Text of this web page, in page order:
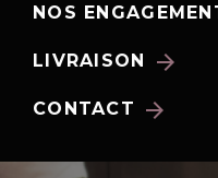
NOS
LIVRAISON arrow_forward
CONTACT arrow_forward